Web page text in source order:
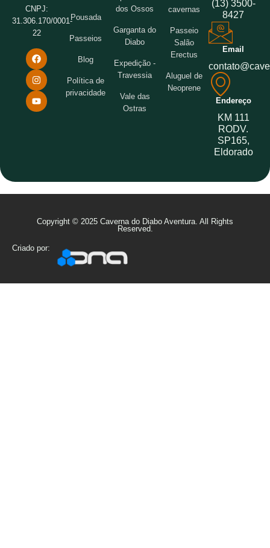
CNPJ:
31.306.170/0001-
22
Pousada
Passeios
Blog
Política de
privacidade
dos Ossos
Garganta do
Diabo
Expedição -
Travessia
Vale das
Ostras
cavernas
Passeio
Salão
Erectus
Aluguel de
Neoprene
(13) 3500-
8427
Email
Endereço
KM 111
RODV.
SP165,
Eldorado
Copyright © 2025 Caverna do Diabo Aventura. All Rights
Reserved.
Criado por: